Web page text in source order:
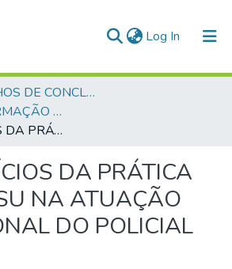
Log In (current)
TRABALHOS DE CONCLUSÃO DE CURSO - CFP (CURSO DE FORMAÇÃO DE PRAÇAS)
CURSO DE FORMAÇÃO DE PRAÇAS - CFP - 2024
OS BENEFÍCIOS DA PRÁTICA DO JIU-JITSU NA ATUAÇÃO PROFISSIONAL DO POLICIAL MILITAR
DA PRÁTICA
NA ATUAÇÃO
DO POLICIAL